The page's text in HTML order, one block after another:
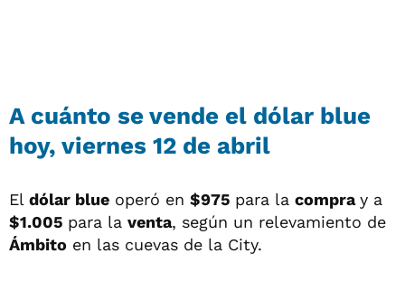
A cuánto se vende el dólar blue
hoy, viernes 12 de abril
El dólar blue operó en $975 para la compray a
$1.005 para la venta, según un relevamiento de
Ámbito en las cuevas de la City.